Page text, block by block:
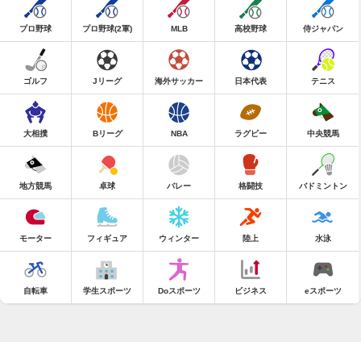
プロ野球 プロ野球(2軍) MLB 高校野球 侍ジャパン
ゴルフ Jリーグ 海外サッカー 日本代表 テニス
大相撲 Bリーグ NBA ラグビー 中央競馬
地方競馬 卓球 バレー 格闘技 バドミントン
モーター フィギュア ウィンター 陸上 水泳
自転車 学生スポーツ Doスポーツ ビジネス eスポーツ